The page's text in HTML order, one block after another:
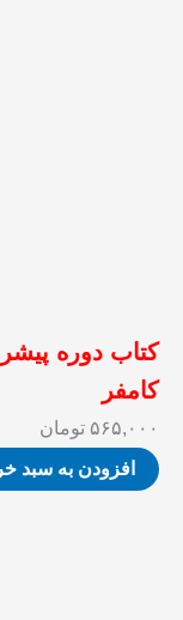
کتاب دوره
کامفر
۵۶۵,۰۰۰ تومان
افزودن به سبد